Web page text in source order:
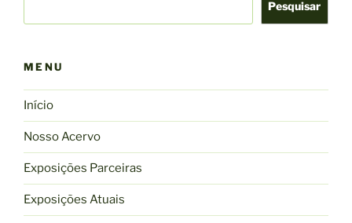
Pesquisar
MENU
Início
Nosso Acervo
Exposições Parceiras
Exposições Atuais